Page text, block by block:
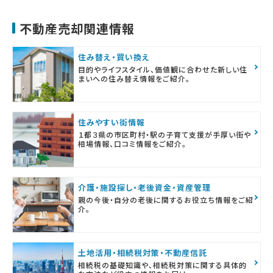
不動産売却関連情報
住み替え・買い換え
目的やライフスタイル、価値観に合わせた新しい住
まいへの住み替え情報をご紹介。
住みやすい街情報
１都３県の市区町村・駅の子育て支援が手厚い街や
相場情報、口コミ情報をご紹介。
介護・施設探し・老後資金・資産管理
親の今後・自分の老後に関するお役立ち情報をご紹
介。
土地活用・相続税対策・不動産信託
相続税の基礎知識や、相続税対策に関する具体的